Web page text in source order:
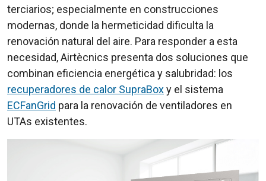
terciarios; especialmente en construcciones
modernas, donde la hermeticidad dificulta la
renovación natural del aire. Para responder a esta
necesidad, Airtècnics presenta dos soluciones que
combinan eficiencia energética y salubridad: los
recuperadores de calor SupraBoxy el sistema
ECFanGrid para la renovación de ventiladores en
UTAs existentes.